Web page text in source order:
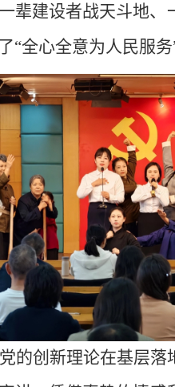
辈建设者战天斗地
全心全意为人民服务
的创新理论在基层